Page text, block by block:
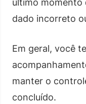
último momento
dado incorreto
Em geral, você
manter o
concluído.